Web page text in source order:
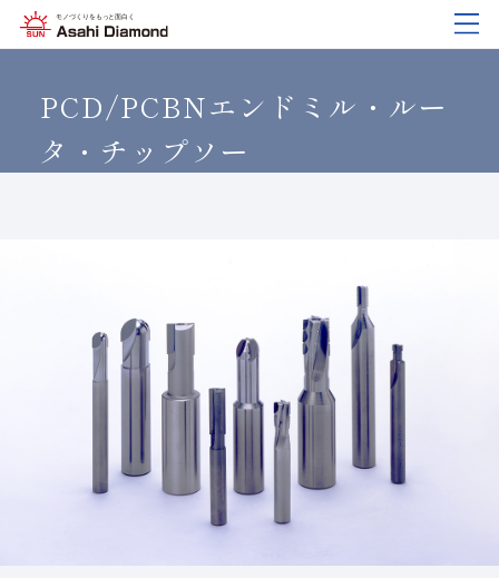
企業情報
活動拠点
役員紹介
製品紹介
加工方法から探す
ワークから探す
技術情報
トラブルシューティング
ご使用上の注意
各製品の安全な取扱いについて
研究開発
イノベーションストーリー
サステナビリティ
マテリアリティ
リスクマネジメント（BCM）
人材育成
サステナビリティブックレット
IR情報
財務ハイライト
メッセージ
ディスクロージャーポリシー
PCD/PCBNエンドミル・ルー
タ・チップソー